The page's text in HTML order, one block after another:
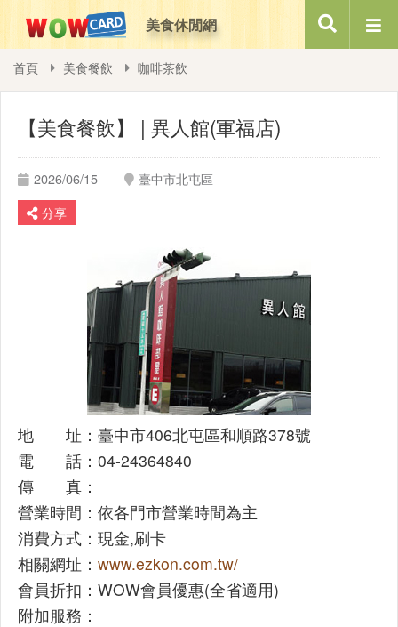
美食休閒網 搜尋
首頁 美食餐飲 咖啡茶飲
【美食餐飲】 | 異人館(軍福店)
2026/06/15
臺中市北屯區
分享
地 址：臺中市406北屯區和順路378號
電 話：04-24364840
傳 真：
營業時間：依各門市營業時間為主
消費方式：現金,刷卡
相關網址： www.ezkon.com.tw/
會員折扣：WOW會員優惠(全省適用)
附加服務：